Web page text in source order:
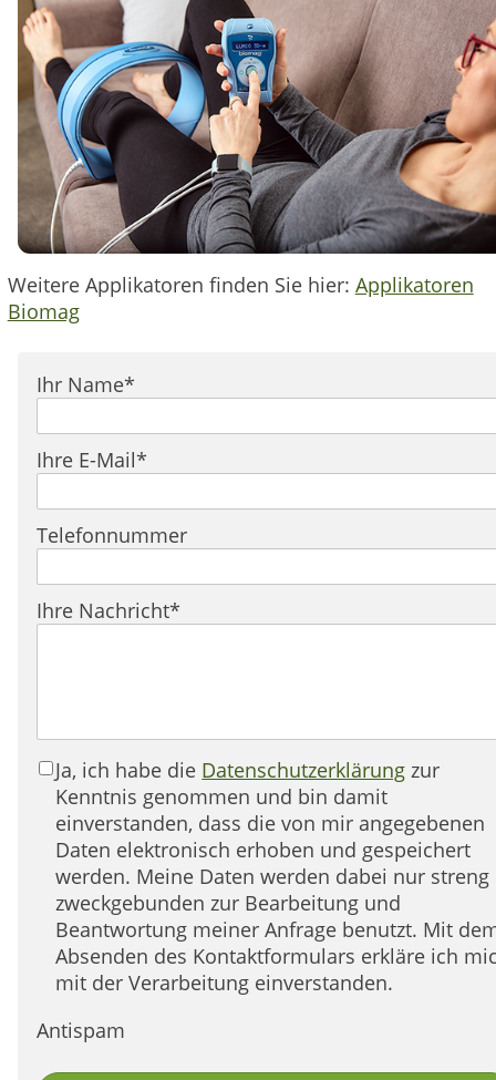
Weitere Applikatoren finden Sie hier: Applikatoren
Biomag
Pflichtfeld
Ihr Name*
Pflichtfeld
Ihre E-Mail*
Telefonnummer
Pflichtfeld
Ihre Nachricht*
Ja, ich habe die Datenschutzerklärung zur
Kenntnis genommen und bin damit
einverstanden, dass die von mir angegebenen
Daten elektronisch erhoben und gespeichert
werden. Meine Daten werden dabei nur streng
zweckgebunden zur Bearbeitung und
Beantwortung meiner Anfrage benutzt. Mit dem
Absenden des Kontaktformulars erkläre ich
mit der Verarbeitung einverstanden.
Antispam